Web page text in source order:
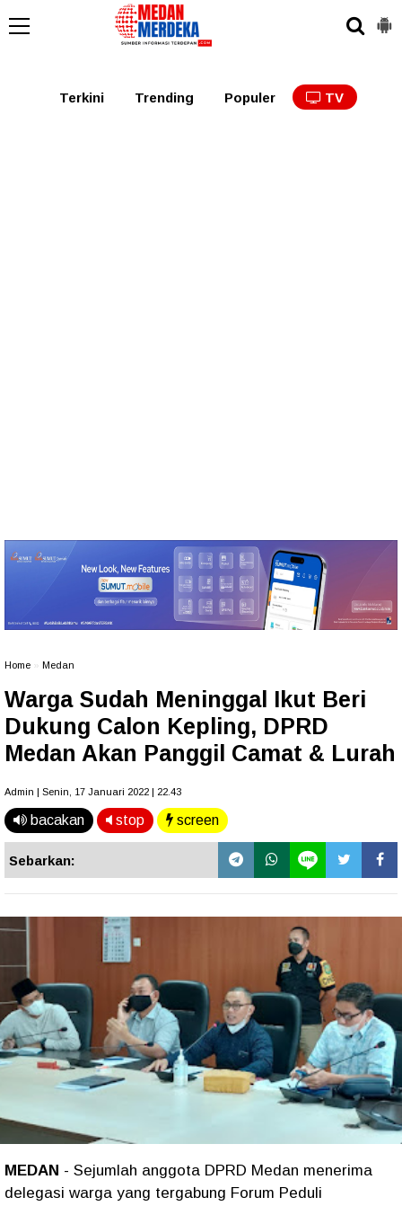
Tabagsel Tapanuli
Terkini Trending Populer TV
Home Medan
Warga Sudah Meninggal Ikut Beri
Dukung Calon Kepling, DPRD
Medan Akan Panggil Camat & Lurah
Admin | Senin, 17 Januari 2022 | 22.43
bacakan stop screen
Sebarkan:
MEDAN - Sejumlah anggota DPRD Medan menerima
delegasi warga yang tergabung Forum Peduli